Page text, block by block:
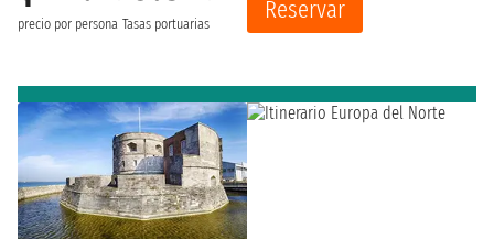
precio por persona Tasas portuarias
Reservar